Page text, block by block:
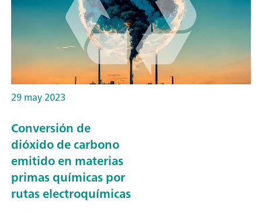
29 may 2023
Conversión de
dióxido de carbono
emitido en materias
primas químicas por
rutas electroquímicas